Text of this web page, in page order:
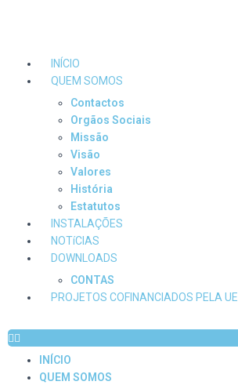
INÍCIO
QUEM SOMOS
Contactos
Orgãos Sociais
Missão
Visão
Valores
História
Estatutos
INSTALAÇÕES
NOTíCIAS
DOWNLOADS
CONTAS
PROJETOS COFINANCIADOS PELA UE
INÍCIO
QUEM SOMOS